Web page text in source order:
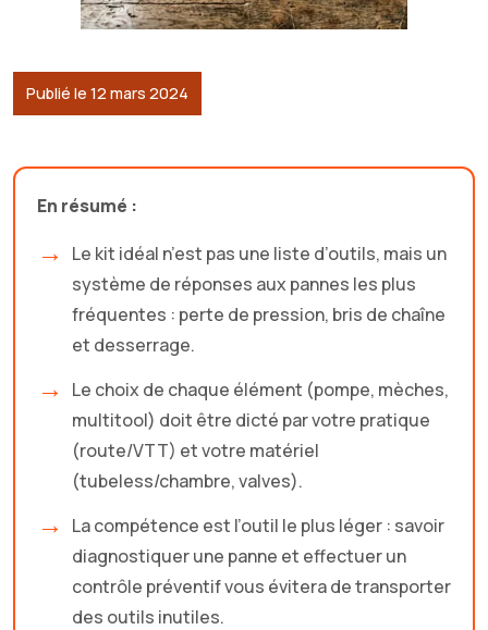
Publié le 12 mars 2024
En résumé :
Le kit idéal n’est pas une liste d’outils, mais un
système de réponses aux pannes les plus
fréquentes : perte de pression, bris de chaîne
et desserrage.
Le choix de chaque élément (pompe, mèches,
multitool) doit être dicté par votre pratique
(route/VTT) et votre matériel
(tubeless/chambre, valves).
La compétence est l’outil le plus léger : savoir
diagnostiquer une panne et effectuer un
contrôle préventif vous évitera de transporter
des outils inutiles.